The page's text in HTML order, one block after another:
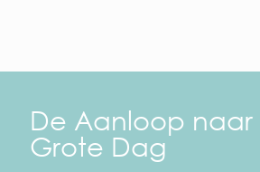
De Aanloop naar
Grote Dag